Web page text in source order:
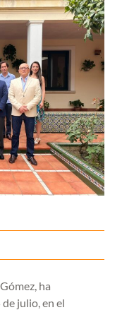
ha
julio, en el